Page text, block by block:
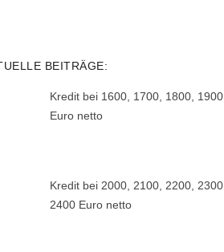
BEITRÄGE:
Kredit bei 1600, 1700, 1800, 1900
Euro netto
Kredit bei 2000, 2100, 2200, 2300,
2400 Euro netto